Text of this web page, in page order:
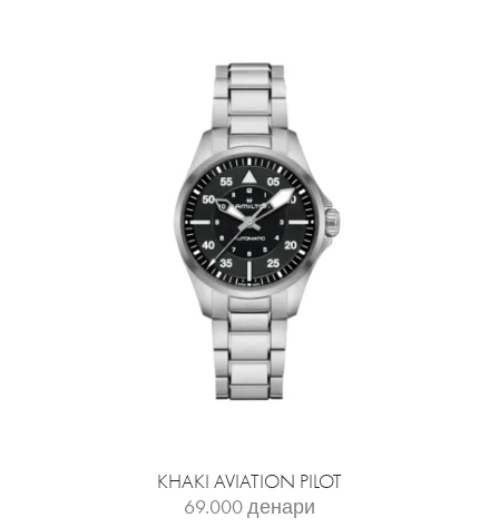
KHAKI AVIATION PILOT
69.000денари